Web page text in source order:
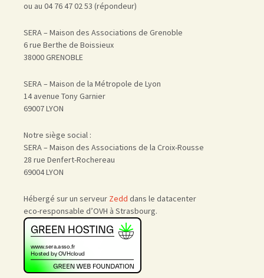
ou au 04 76 47 02 53 (répondeur)
SERA – Maison des Associations de Grenoble
6 rue Berthe de Boissieux
38000 GRENOBLE
SERA – Maison de la Métropole de Lyon
14 avenue Tony Garnier
69007 LYON
Notre siège social :
SERA – Maison des Associations de la Croix-Rousse
28 rue Denfert-Rochereau
69004 LYON
Hébergé sur un serveur Zedd dans le datacenter
eco-responsable d’OVH à Strasbourg.